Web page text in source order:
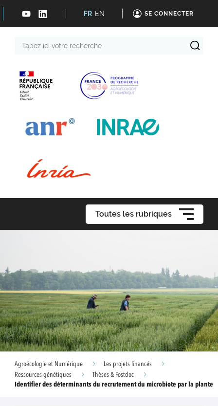
FR EN SE CONNECTER
recherche
Toutes les rubriques
Agroécologie et Numérique
Les projets financés
Ressources génétiques
Thèses & Postdoc
Identifier des déterminants du recrutement du microbiote par la plante